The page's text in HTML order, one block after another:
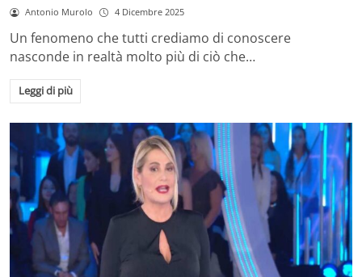
Antonio Murolo 4 Dicembre 2025
Un fenomeno che tutti crediamo di conoscere
nasconde in realtà molto più di ciò che…
Leggi di più